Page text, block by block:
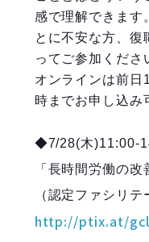
感で理解できます
とに不安な方、復
ってご参加くださ
オンラインは前
時までお申し込み
◆7/28(木)11:00-
「長時間労働の改
（認定ファシリ
http://ptix.at/